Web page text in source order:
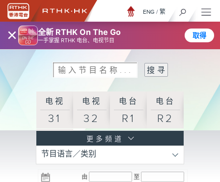
× 全新 RTHK On The Go
一手掌握 RTHK 电台、电视节目
取得
ENG / 繁
电视
31
电视
32
电台
R1
电台
R2
R3
电台 电台 电台
更多频道
节目语言／类别
由 至